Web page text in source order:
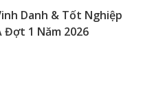
Danh & Tốt Nghiệp
Đợt 1 Năm 2026